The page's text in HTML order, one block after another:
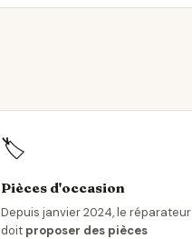
🏷️
Pièces d'occasion
Depuis janvier 2024, le réparateur
doit proposer des pièces